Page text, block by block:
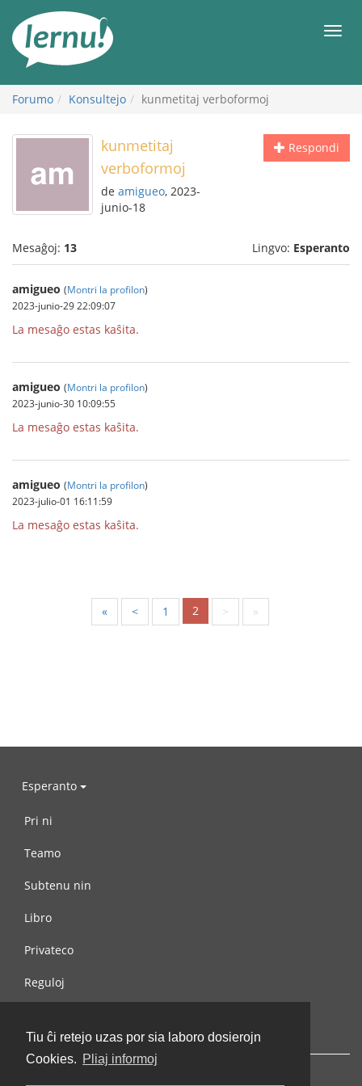
Tiu ĉi retejo uzas por sia laboro dosierojn
Cookies. Pliaj informoj
enhavo
Forumo Konsultejo kunmetitaj verboformoj
Respondi
kunmetitaj
verboformoj
de amigueo, 2023-
junio-18
Mesaĝoj: 13 Lingvo: Esperanto
amigueo (Montri la profilon)
2023-junio-29 22:09:07
La mesaĝo estas kaŝita.
amigueo (Montri la profilon)
2023-junio-30 10:09:55
La mesaĝo estas kaŝita.
amigueo (Montri la profilon)
2023-julio-01 16:11:59
La mesaĝo estas kaŝita.
« < 1 2 > »
Esperanto
Pri ni
Teamo
Subtenu nin
Libro
Privateco
Reguloj